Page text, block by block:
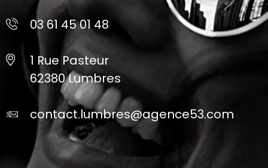
03 61 45 01 48
1 Rue Pasteur
62380 Lumbres
contact.lumbres@agence53.com